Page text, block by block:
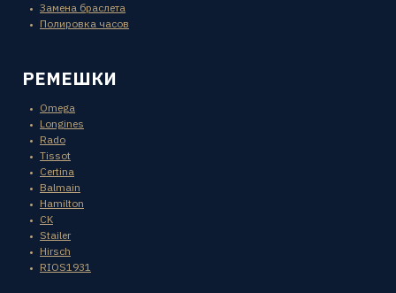
Замена браслета
Полировка часов
РЕМЕШКИ
Omega
Longines
Rado
Tissot
Certina
Balmain
Hamilton
CK
Stailer
Hirsch
RIOS1931